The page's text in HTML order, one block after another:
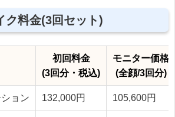
ク料金(3回セット)
初回料金
(3回分・税込)
モニター価格
(全顔/3回分)
ョン 132,000円 105,600円